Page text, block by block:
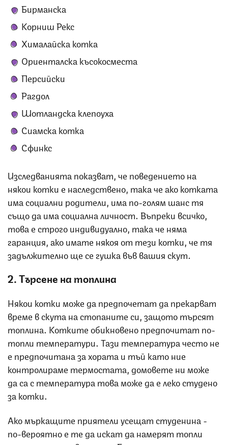
Бирманска
Корниш Рекс
Хималайска котка
Ориенталска късокосместа
Персийски
Рагдол
Шотландска клепоуха
Сиамска котка
Сфинкс
Изследванията показват, че поведението на
някои котки е наследствено, така че ако котката
има социални родители, има по-голям шанс тя
също да има социална личност. Въпреки всичко,
това е строго индивидуално, така че няма
гаранция, ако имате някоя от тези котки, че тя
задължително ще се гушка във вашия скут.
2. Търсене на топлина
Някои котки може да предпочетат да прекарват
време в скута на стопаните си, защото търсят
топлина. Котките обикновено предпочитат по-
топли температури. Тази температура често не
е предпочитана за хората и тъй като ние
контролираме термостата, домовете ни може
да са с температура това може да е леко студено
за котки.
Ако мъркащите приятели усещат студенина -
по-вероятно е те да искат да намерят топли